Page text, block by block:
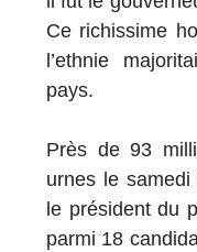
Ce richissime
l’ethnie
pays.
Près de 93
urnes le
le président du
parmi 18